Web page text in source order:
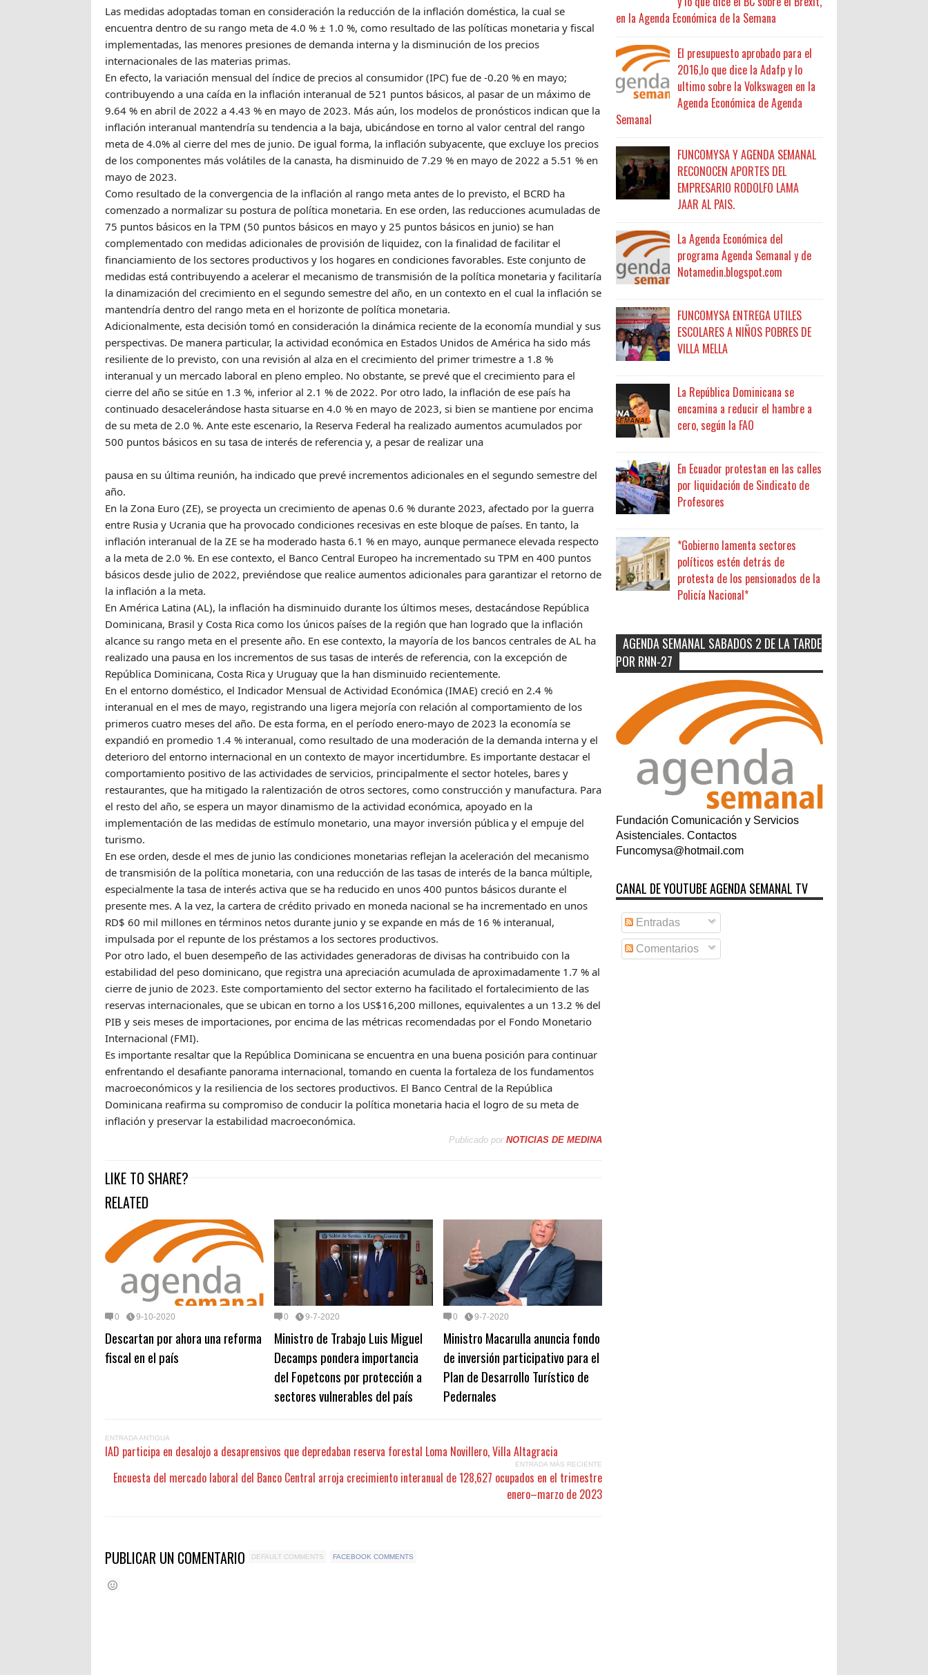
Las medidas adoptadas toman en consideración la reducción de la inflación doméstica, la cual se
encuentra dentro de su rango meta de 4.0 % ± 1.0 %, como resultado de las políticas monetaria y fiscal
implementadas, las menores presiones de demanda interna y la disminución de los precios
internacionales de las materias primas.
En efecto, la variación mensual del índice de precios al consumidor (IPC) fue de -0.20 % en mayo;
contribuyendo a una caída en la inflación interanual de 521 puntos básicos, al pasar de un máximo de
9.64 % en abril de 2022 a 4.43 % en mayo de 2023. Más aún, los modelos de pronósticos indican que la
inflación interanual mantendría su tendencia a la baja, ubicándose en torno al valor central del rango
meta de 4.0% al cierre del mes de junio. De igual forma, la inflación subyacente, que excluye los precios
de los componentes más volátiles de la canasta, ha disminuido de 7.29 % en mayo de 2022 a 5.51 % en
mayo de 2023.
Como resultado de la convergencia de la inflación al rango meta antes de lo previsto, el BCRD ha
comenzado a normalizar su postura de política monetaria. En ese orden, las reducciones acumuladas de
75 puntos básicos en la TPM (50 puntos básicos en mayo y 25 puntos básicos en junio) se han
complementado con medidas adicionales de provisión de liquidez, con la finalidad de facilitar el
financiamiento de los sectores productivos y los hogares en condiciones favorables. Este conjunto de
medidas está contribuyendo a acelerar el mecanismo de transmisión de la política monetaria y facilitaría
la dinamización del crecimiento en el segundo semestre del año, en un contexto en el cual la inflación se
mantendría dentro del rango meta en el horizonte de política monetaria.
Adicionalmente, esta decisión tomó en consideración la dinámica reciente de la economía mundial y sus
perspectivas. De manera particular, la actividad económica en Estados Unidos de América ha sido más
resiliente de lo previsto, con una revisión al alza en el crecimiento del primer trimestre a 1.8 %
interanual y un mercado laboral en pleno empleo. No obstante, se prevé que el crecimiento para el
cierre del año se sitúe en 1.3 %, inferior al 2.1 % de 2022. Por otro lado, la inflación de ese país ha
continuado desacelerándose hasta situarse en 4.0 % en mayo de 2023, si bien se mantiene por encima
de su meta de 2.0 %. Ante este escenario, la Reserva Federal ha realizado aumentos acumulados por
500 puntos básicos en su tasa de interés de referencia y, a pesar de realizar una
pausa en su última reunión, ha indicado que prevé incrementos adicionales en el segundo semestre del
año.
En la Zona Euro (ZE), se proyecta un crecimiento de apenas 0.6 % durante 2023, afectado por la guerra
entre Rusia y Ucrania que ha provocado condiciones recesivas en este bloque de países. En tanto, la
inflación interanual de la ZE se ha moderado hasta 6.1 % en mayo, aunque permanece elevada respecto
a la meta de 2.0 %. En ese contexto, el Banco Central Europeo ha incrementado su TPM en 400 puntos
básicos desde julio de 2022, previéndose que realice aumentos adicionales para garantizar el retorno de
la inflación a la meta.
En América Latina (AL), la inflación ha disminuido durante los últimos meses, destacándose República
Dominicana, Brasil y Costa Rica como los únicos países de la región que han logrado que la inflación
alcance su rango meta en el presente año. En ese contexto, la mayoría de los bancos centrales de AL ha
realizado una pausa en los incrementos de sus tasas de interés de referencia, con la excepción de
República Dominicana, Costa Rica y Uruguay que la han disminuido recientemente.
En el entorno doméstico, el Indicador Mensual de Actividad Económica (IMAE) creció en 2.4 %
interanual en el mes de mayo, registrando una ligera mejoría con relación al comportamiento de los
primeros cuatro meses del año. De esta forma, en el período enero-mayo de 2023 la economía se
expandió en promedio 1.4 % interanual, como resultado de una moderación de la demanda interna y el
deterioro del entorno internacional en un contexto de mayor incertidumbre. Es importante destacar el
comportamiento positivo de las actividades de servicios, principalmente el sector hoteles, bares y
restaurantes, que ha mitigado la ralentización de otros sectores, como construcción y manufactura. Para
el resto del año, se espera un mayor dinamismo de la actividad económica, apoyado en la
implementación de las medidas de estímulo monetario, una mayor inversión pública y el empuje del
turismo.
En ese orden, desde el mes de junio las condiciones monetarias reflejan la aceleración del mecanismo
de transmisión de la política monetaria, con una reducción de las tasas de interés de la banca múltiple,
especialmente la tasa de interés activa que se ha reducido en unos 400 puntos básicos durante el
presente mes. A la vez, la cartera de crédito privado en moneda nacional se ha incrementado en unos
RD$ 60 mil millones en términos netos durante junio y se expande en más de 16 % interanual,
impulsada por el repunte de los préstamos a los sectores productivos.
Por otro lado, el buen desempeño de las actividades generadoras de divisas ha contribuido con la
estabilidad del peso dominicano, que registra una apreciación acumulada de aproximadamente 1.7 % al
cierre de junio de 2023. Este comportamiento del sector externo ha facilitado el fortalecimiento de las
reservas internacionales, que se ubican en torno a los US$16,200 millones, equivalentes a un 13.2 % del
PIB y seis meses de importaciones, por encima de las métricas recomendadas por el Fondo Monetario
Internacional (FMI).
Es importante resaltar que la República Dominicana se encuentra en una buena posición para continuar
enfrentando el desafiante panorama internacional, tomando en cuenta la fortaleza de los fundamentos
macroeconómicos y la resiliencia de los sectores productivos. El Banco Central de la República
Dominicana reafirma su compromiso de conducir la política monetaria hacia el logro de su meta de
inflación y preservar la estabilidad macroeconómica.
Publicado por NOTICIAS DE MEDINA
LIKE TO SHARE?
RELATED
0 9-10-2020
Descartan por ahora una reforma
fiscal en el país
0 9-7-2020
Ministro de Trabajo Luis Miguel
Decamps pondera importancia
del Fopetcons por protección a
sectores vulnerables del país
0 9-7-2020
Ministro Macarulla anuncia fondo
de inversión participativo para el
Plan de Desarrollo Turístico de
Pedernales
ENTRADA ANTIGUA
IAD participa en desalojo a desaprensivos que depredaban reserva forestal Loma Novillero, Villa Altagracia
ENTRADA MÁS RECIENTE
Encuesta del mercado laboral del Banco Central arroja crecimiento interanual de 128,627 ocupados en el trimestre
enero–marzo de 2023
PUBLICAR UN COMENTARIO DEFAULT COMMENTS FACEBOOK COMMENTS
en la Agenda Económica de la Semana
El presupuesto aprobado para el
2016,lo que dice la Adafp y lo
ultimo sobre la Volkswagen en la
Agenda Económica de Agenda
Semanal
FUNCOMYSA Y AGENDA SEMANAL
RECONOCEN APORTES DEL
EMPRESARIO RODOLFO LAMA
JAAR AL PAIS.
La Agenda Económica del
programa Agenda Semanal y de
Notamedin.blogspot.com
FUNCOMYSA ENTREGA UTILES
ESCOLARES A NIÑOS POBRES DE
VILLA MELLA
La República Dominicana se
encamina a reducir el hambre a
cero, según la FAO
En Ecuador protestan en las calles
por liquidación de Sindicato de
Profesores
*Gobierno lamenta sectores
políticos estén detrás de
protesta de los pensionados de la
Policía Nacional*
AGENDA SEMANAL SABADOS 2 DE LA TARDE
POR RNN-27
Fundación Comunicación y Servicios
Asistenciales. Contactos
Funcomysa@hotmail.com
CANAL DE YOUTUBE AGENDA SEMANAL TV
Entradas
Comentarios